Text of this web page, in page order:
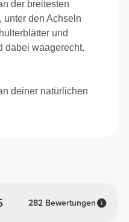
282 Bewertungen
der breitesten
unter den Achseln
und
dabei waagerecht.
deiner natürlichen